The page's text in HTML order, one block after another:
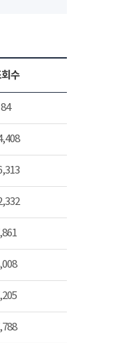
수
84